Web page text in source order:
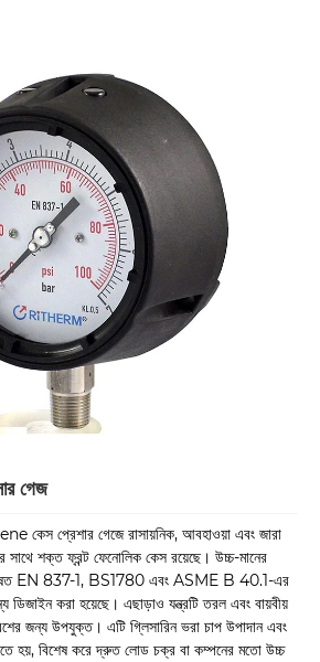
গেজ
প্রেশার গেজে রাসায়নিক, আবহাওয়া এবং জারা
শক্ত ফ্রন্ট ফেনোলিক কেস রয়েছে। উচ্চ-মানের
EN 837-1, BS1780 এবং ASME B 40.1-এর
ডিজাইন করা হয়েছে। এছাড়াও যন্ত্রটি তরল এবং বায়বীয়
জন্য উপযুক্ত। এটি গ্লিসারিন ভরা চাপ উপাদান এবং
হয়, বিশেষ করে দ্রুত লোড চক্র বা কম্পনের মতো উচ্চ